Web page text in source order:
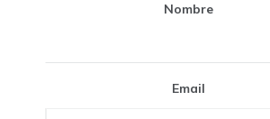
Nombre
Email